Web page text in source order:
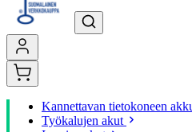
Kannettavan tietokoneen
Työkalujen akut